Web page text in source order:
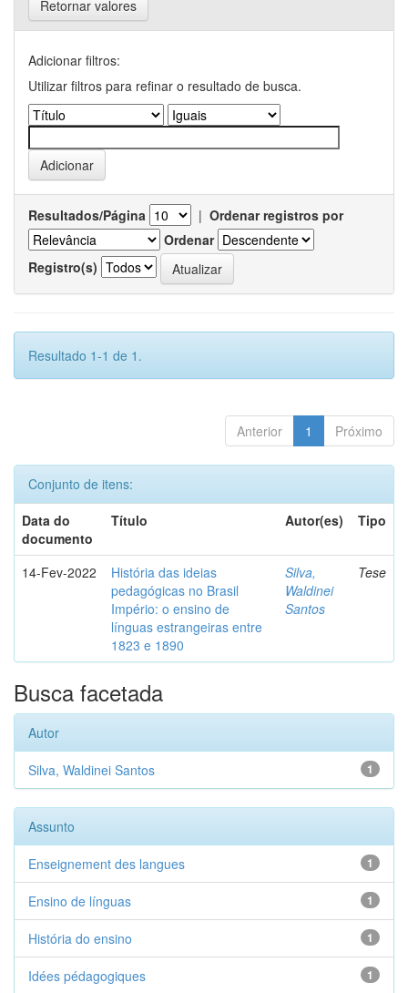
Retornar valores
Adicionar filtros:
Utilizar filtros para refinar o resultado de busca.
Resultados/Página | Ordenar registros por
Ordenar
Registro(s)
Resultado 1-1 de 1.
Anterior 1 Próximo
Conjunto de itens:
Data do
documento
Título Autor(es) Tipo
14-Fev-2022
História das ideias
pedagógicas no Brasil
Império: o ensino de
línguas estrangeiras entre
1823 e 1890
Silva,
Waldinei
Santos
Tese
Busca facetada
Autor
1
Silva, Waldinei Santos
Assunto
1
Enseignement des langues
1
Ensino de línguas
1
História do ensino
1
Idées pédagogiques